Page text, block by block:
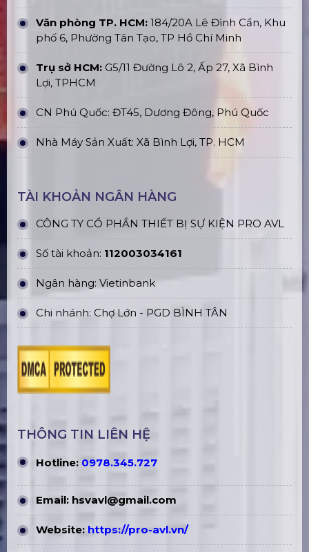
Văn phòng TP. HCM: 184/20A Lê Đình Cẩn, Khu
phố 6, Phường Tân Tạo, TP Hồ Chí Minh
Trụ sở HCM: G5/11 Đường Lô 2, Ấp 27, Xã Bình
Lợi, TPHCM
CN Phú Quốc: ĐT45, Dương Đông, Phú Quốc
Nhà Máy Sản Xuất: Xã Bình Lợi, TP. HCM
TÀI KHOẢN NGÂN HÀNG
CÔNG TY CỔ PHẦN THIẾT BỊ SỰ KIỆN PRO AVL
Số tài khoản: 112003034161
Ngân hàng: Vietinbank
Chi nhánh: Chợ Lớn - PGD BÌNH TÂN
THÔNG TIN LIÊN HỆ
Hotline: 0978.345.727
Email: hsvavl@gmail.com
Website: https://pro-avl.vn/